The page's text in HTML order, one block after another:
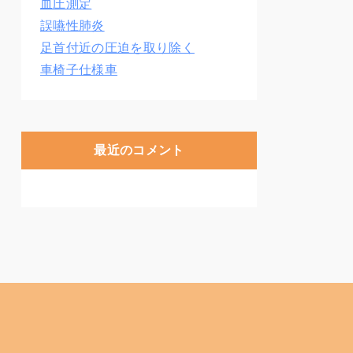
血圧測定
誤嚥性肺炎
足首付近の圧迫を取り除く
車椅子仕様車
最近のコメント